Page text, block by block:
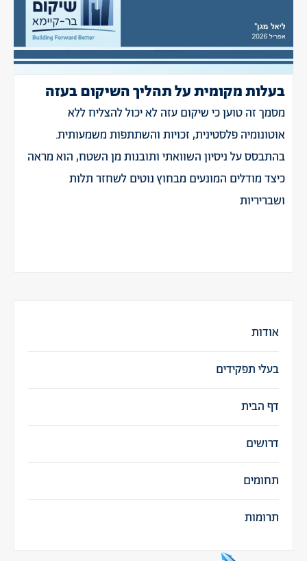
בעלות מקומית על תהליך השיקום בעזה
מסמך זה טוען כי שיקום עזה לא יכול להצליח ללא
אוטונומיה פלסטינית, זכויות והשתתפות משמעותית.
בהתבסס על ניסיון השוואתי ותובנות מן השטח, הוא מראה
כיצד מודלים המונעים מבחוץ נוטים לשחזר תלות
ושבריריות
אודות
בעלי תפקידים
דף הבית
דרושים
תחומים
תרומות